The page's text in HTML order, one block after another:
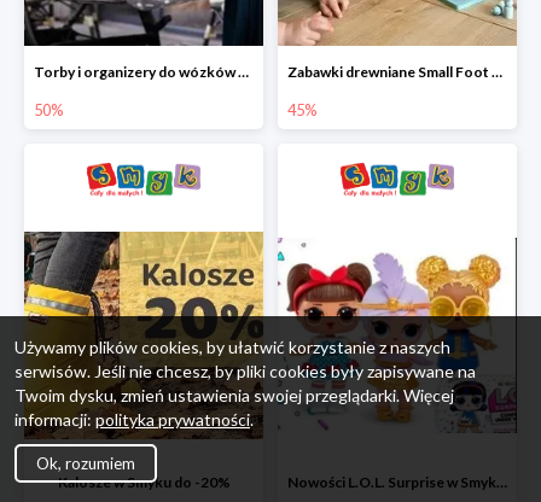
Torby i organizery do wózków w Smyku do -50%
50%
Zabawki drewniane Small Foot do -45%
45%
Kalosze w Smyku do -20% Nowości L.O.L. Surprise w Smyku do -45%
Używamy plików cookies, by ułatwić korzystanie z naszych
serwisów. Jeśli nie chcesz, by pliki cookies były zapisywane na
Twoim dysku, zmień ustawienia swojej przeglądarki. Więcej
informacji: polityka prywatności.
Ok, rozumiem